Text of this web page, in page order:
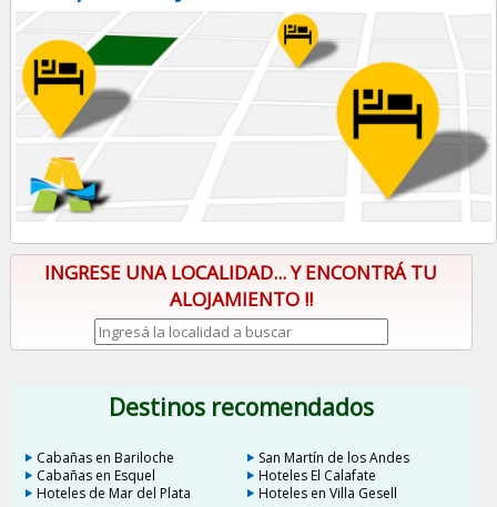
INGRESE UNA LOCALIDAD... Y ENCONTRÁ TU
ALOJAMIENTO !!
Destinos recomendados
Cabañas en Bariloche
San Martín de los Andes
Cabañas en Esquel
Hoteles El Calafate
Hoteles de Mar del Plata
Hoteles en Villa Gesell